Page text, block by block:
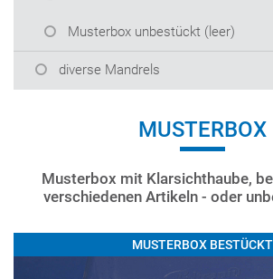
Musterbox unbestückt (leer)
diverse Mandrels
MUSTERBOX
Musterbox mit Klarsichthaube,
verschiedenen Artikeln - oder
MUSTERBOX BESTÜCKT